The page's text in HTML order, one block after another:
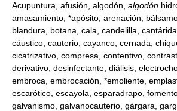
Acupuntura, afusión, algodón, algodón
amasamiento, *apósito, arenación,
blandura, botana, cala, candelilla,
cáustico, cauterio, cayanco, cernada,
cicatrizativo, compresa, contentivo,
derivativo, desinfectante, diálisis,
embroca, embrocación, *emoliente,
escarótico, escayola, esparadrapo,
galvanismo, galvanocauterio, gárgara,